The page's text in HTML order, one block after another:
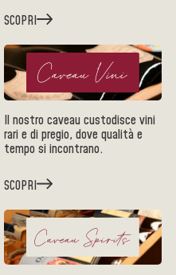
SCOPRI
Il nostro caveau custodisce vini
rari e di pregio, dove qualità e
tempo si incontrano.
SCOPRI